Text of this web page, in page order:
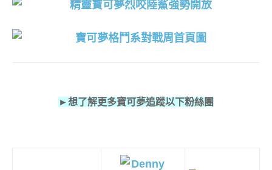
►想了解更多寶可夢追蹤以下粉絲團